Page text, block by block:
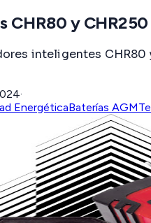
CHR80 y
inteligentes CHR80
·
EnergéticaBaterías AGM